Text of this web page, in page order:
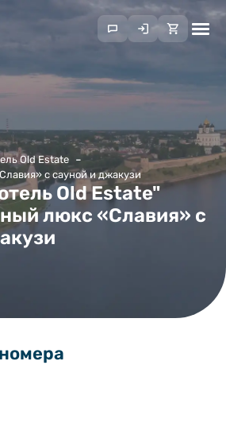
Old Estate
с сауной и джакузи
Old Estate"
люкс «Славия» с